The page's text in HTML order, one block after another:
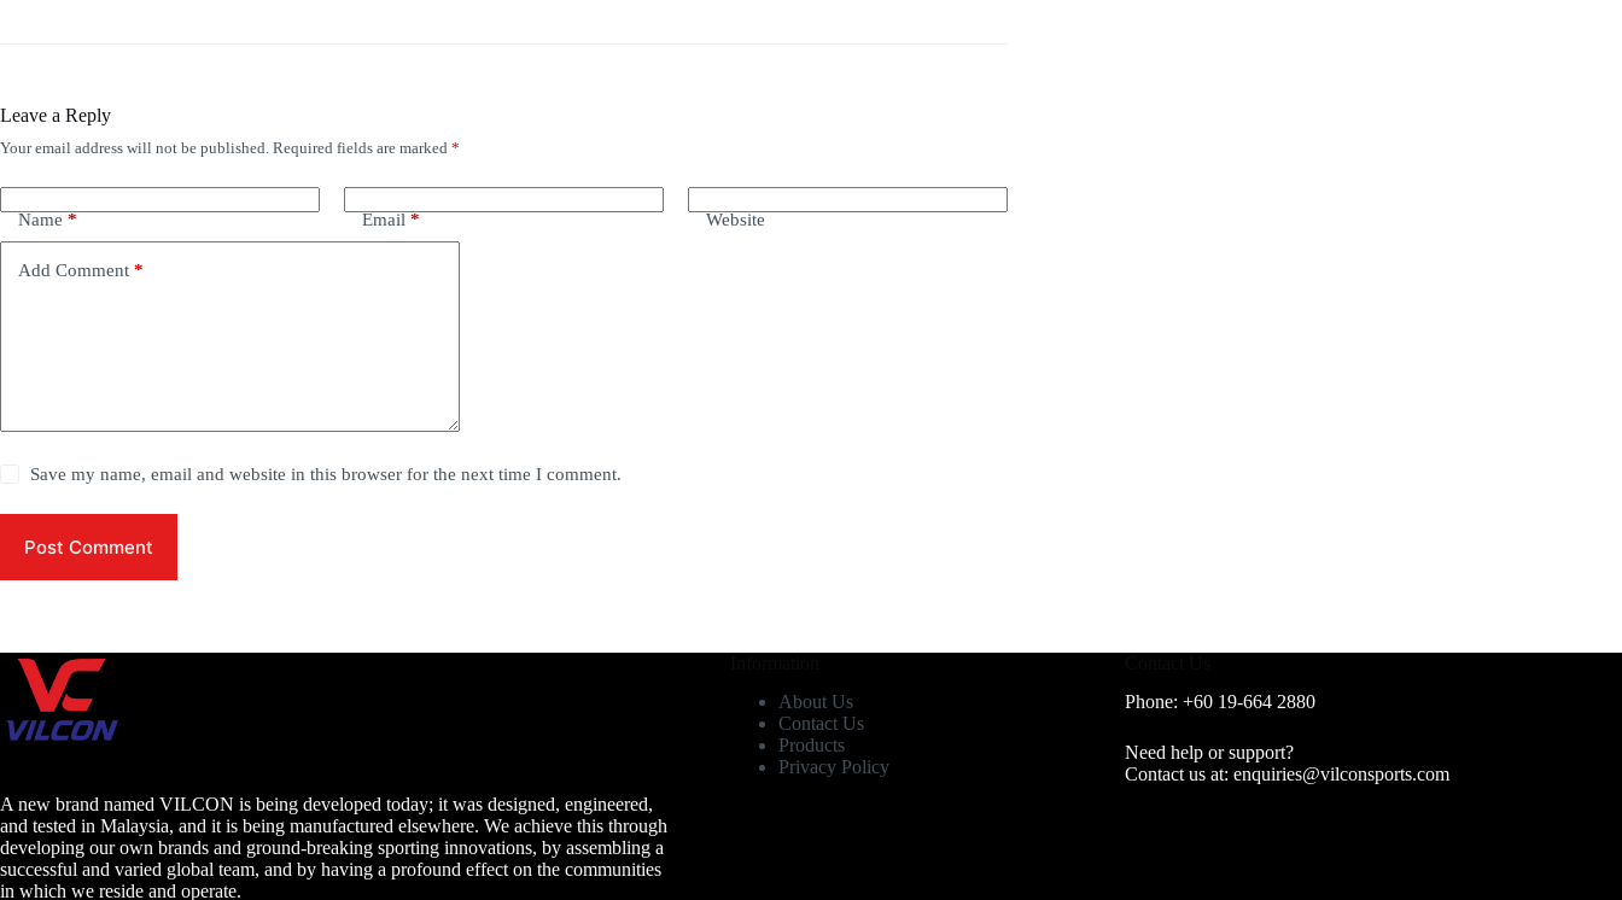
Leave a Reply
Your email address will not be published. Required fields are marked *
Name * Email * Website
Add Comment *
Save my name, email and website in this browser for the next time I comment.
Post Comment
A new brand named VILCON is being developed today; it was designed, engineered,
and tested in Malaysia, and it is being manufactured elsewhere. We achieve this through
developing our own brands and ground-breaking sporting innovations, by assembling a
successful and varied global team, and by having a profound effect on the communities
in which we reside and operate.
About Us
Contact Us
Products
Privacy Policy
Phone: +60 19-664 2880
Need help or support?
Contact us at:enquiries@vilconsports.com